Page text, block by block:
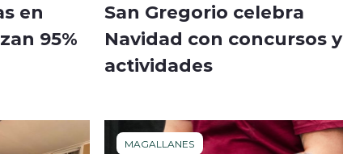
en
95%
San Gregorio celebra
Navidad con concursos y
actividades
MAGALLANES